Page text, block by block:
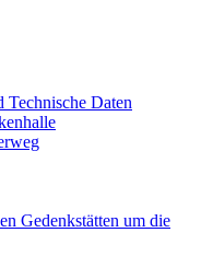
Technische Daten
Gedenkstätten um die